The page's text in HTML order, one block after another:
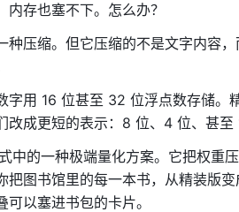
内存也塞不下。怎么办？
种压缩。但它压缩的不是文字内容
字用 16 位甚至 32 位浮点数存储。
改成更短的表示：8 位、4 位、甚至
中的一种极端量化方案。它把权重
把图书馆里的每一本书，从精装版
以塞进书包的卡片。